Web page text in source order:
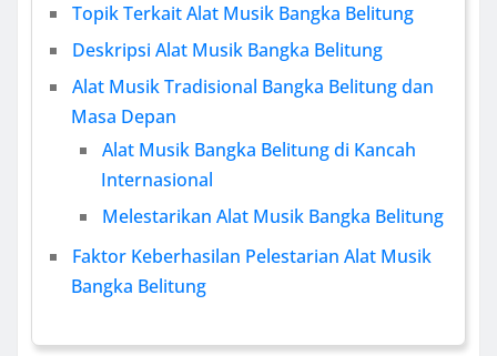
Topik Terkait Alat Musik Bangka Belitung
Deskripsi Alat Musik Bangka Belitung
Alat Musik Tradisional Bangka Belitung dan
Masa Depan
Alat Musik Bangka Belitung di Kancah
Internasional
Melestarikan Alat Musik Bangka Belitung
Faktor Keberhasilan Pelestarian Alat Musik
Bangka Belitung